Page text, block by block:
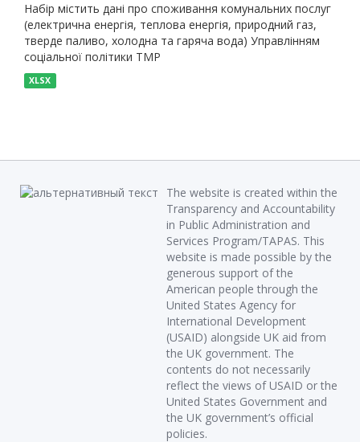
Набір містить дані про споживання комунальних послуг
(електрична енергія, теплова енергія, природний газ,
тверде паливо, холодна та гаряча вода) Управлінням
соціальної політики ТМР
XLSX
The website is created within the
Transparency and Accountability
in Public Administration and
Services Program/TAPAS. This
website is made possible by the
generous support of the
American people through the
United States Agency for
International Development
(USAID) alongside UK aid from
the UK government. The
contents do not necessarily
reflect the views of USAID or the
United States Government and
the UK government’s official
policies.